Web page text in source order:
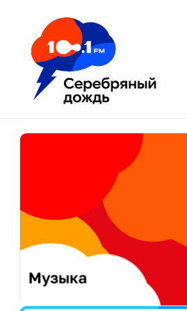
Москва 100.1 FM
Апатиты
Екатеринбург
Калининград
Калуга